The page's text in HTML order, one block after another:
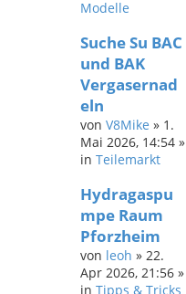
Modelle
Suche Su BAC
und BAK
Vergasernad
eln
von V8Mike » 1.
Mai 2026, 14:54 »
in Teilemarkt
Hydragaspu
mpe Raum
Pforzheim
von leoh » 22.
Apr 2026, 21:56 »
in Tipps & Tricks